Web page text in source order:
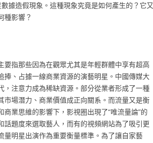
據造假現象。這種現象究竟是如何產生的？它又
種影響？
指那些因為在觀眾尤其是年輕群體中享有超高
、占據一線商業資源的演藝明星。中國傳媒大
注意力成為稀缺資源。部分從業者形成了一種
場潛力、商業價值成正向關系。而流量又是衡
業思維的影響下，影視圈出現了“唯流量論”的
題度來選取藝人，而有的視頻網站為了吸引更
明星出演作為重要衡量標準。為了讓自家藝